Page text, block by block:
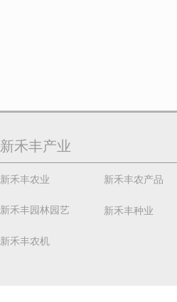
新禾丰产业
新禾丰农业
新禾丰园林园艺
新禾丰农机
新禾丰农产品
新禾丰种业